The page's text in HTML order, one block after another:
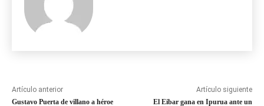
Artículo anterior
Gustavo Puerta de villano a héroe
Artículo siguiente
El Eibar gana en Ipurua ante un